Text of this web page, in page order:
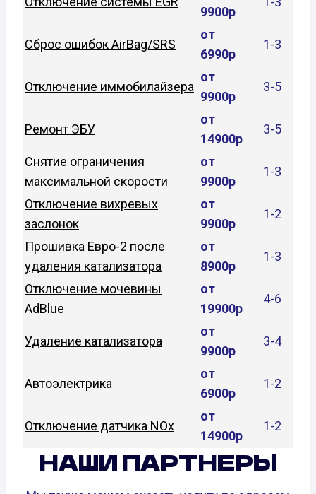
9900р
Сброс ошибок AirBag/SRS
от
6990р
1-3
Отключение иммобилайзера
от
9900р
3-5
Ремонт ЭБУ
от
14900р
3-5
Снятие ограничения
максимальной скорости
от
9900р
1-3
Отключение вихревых
заслонок
от
9900р
1-2
Прошивка Евро-2 после
удаления катализатора
от
8900р
1-3
Отключение мочевины
AdBlue
от
19900р
4-6
Удаление катализатора
от
9900р
3-4
Автоэлектрика
от
6900р
1-2
Отключение датчика NOx
от
14900р
1-2
НАШИ ПАРТНЕРЫ